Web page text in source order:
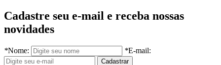
Cadastre seu e-mail e receba nossas
novidades
*Nome: *E-mail: